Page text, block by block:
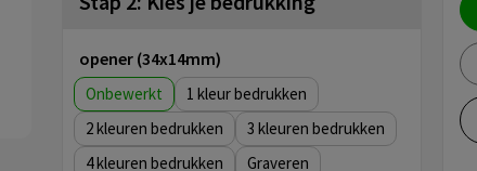
opener (34x14mm)
Onbewerkt
1
2
3
4
Graveren